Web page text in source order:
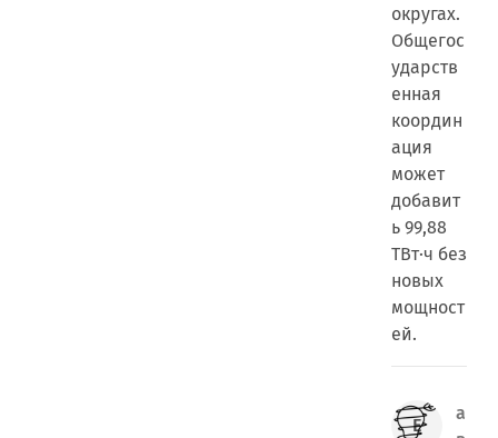
округах.
Общегос
ударств
енная
координ
ация
может
добавит
ь 99,88
ТВт·ч без
новых
мощност
ей.
а